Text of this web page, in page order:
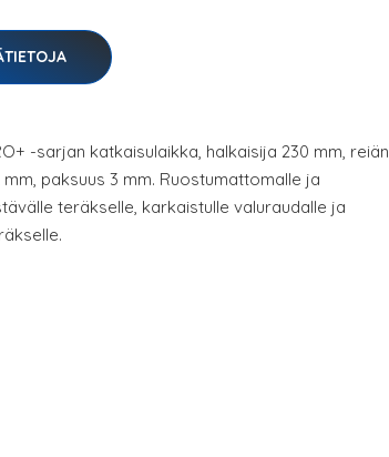
-sarjan katkaisulaikka, halkaisija 230 mm, reiän
mm, paksuus 3 mm. Ruostumattomalle ja
teräkselle, karkaistulle valuraudalle ja